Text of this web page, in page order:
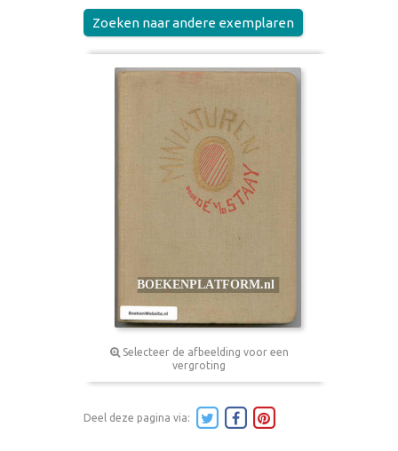
Zoeken naar andere exemplaren
Selecteer de afbeelding voor een
vergroting
Deel deze pagina via: